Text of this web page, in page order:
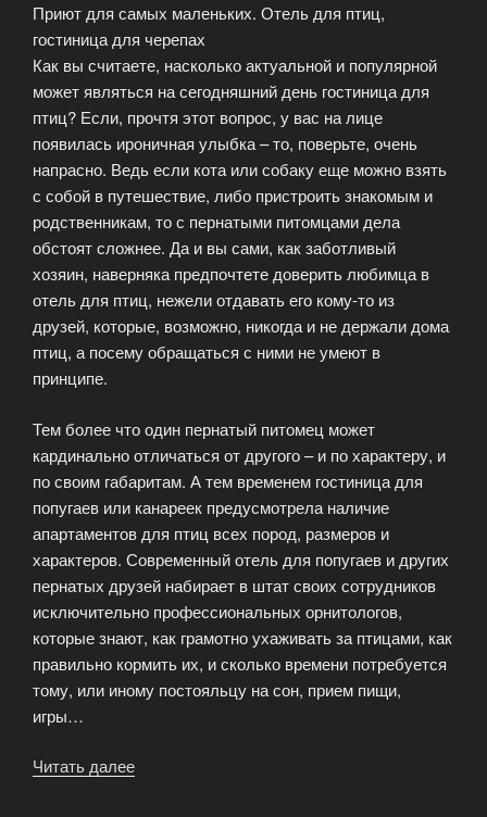
домашних
питомцев»
Приют для самых маленьких. Отель для птиц,
гостиница для черепах
Как вы считаете, насколько актуальной и популярной
может являться на сегодняшний день гостиница для
птиц? Если, прочтя этот вопрос, у вас на лице
появилась ироничная улыбка – то, поверьте, очень
напрасно. Ведь если кота или собаку еще можно взять
с собой в путешествие, либо пристроить знакомым и
родственникам, то с пернатыми питомцами дела
обстоят сложнее. Да и вы сами, как заботливый
хозяин, наверняка предпочтете доверить любимца в
отель для птиц, нежели отдавать его кому-то из
друзей, которые, возможно, никогда и не держали дома
птиц, а посему обращаться с ними не умеют в
принципе.
Тем более что один пернатый питомец может
кардинально отличаться от другого – и по характеру, и
по своим габаритам. А тем временем гостиница для
попугаев или канареек предусмотрела наличие
апартаментов для птиц всех пород, размеров и
характеров. Современный отель для попугаев и других
пернатых друзей набирает в штат своих сотрудников
исключительно профессиональных орнитологов,
которые знают, как грамотно ухаживать за птицами, как
правильно кормить их, и сколько времени потребуется
тому, или иному постояльцу на сон, прием пищи,
игры…
Читать далее